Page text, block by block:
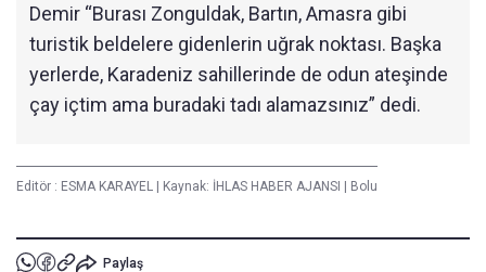
Demir “Burası Zonguldak, Bartın, Amasra gibi
turistik beldelere gidenlerin uğrak noktası. Başka
yerlerde, Karadeniz sahillerinde de odun ateşinde
çay içtim ama buradaki tadı alamazsınız” dedi.
Editör : ESMA KARAYEL | Kaynak: İHLAS HABER AJANSI | Bolu
Paylaş